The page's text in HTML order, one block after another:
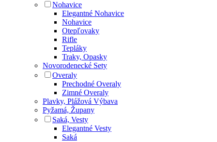
Nohavice
Elegantné Nohavice
Nohavice
Otepľovaky
Rifle
Tepláky
Traky, Opasky
Novorodenecké Sety
Overaly
Prechodné Overaly
Zimné Overaly
Plavky, Plážová Výbava
Pyžamá, Župany
Saká, Vesty
Elegantné Vesty
Saká